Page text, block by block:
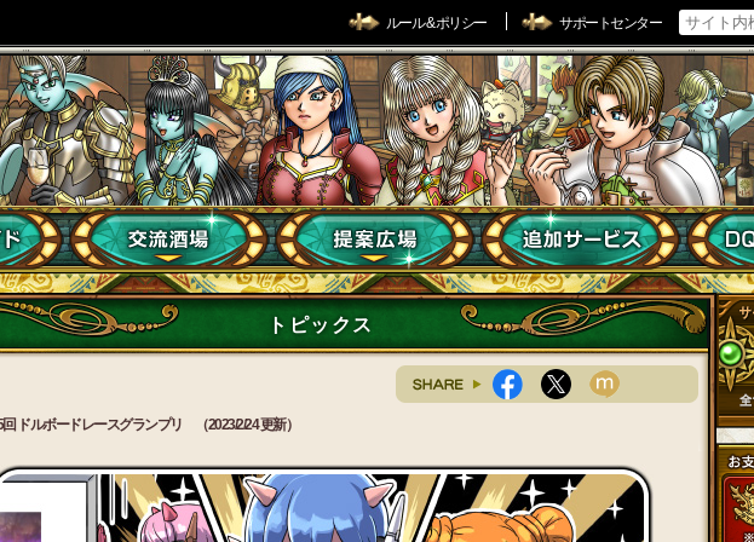
ルール & ポリシー サポートセンター
トピックス
ドルボードレースグランプリ （2023/2/24 更新）